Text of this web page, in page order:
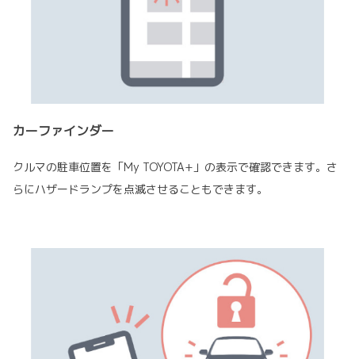
カーファインダー
クルマの駐車位置を「My TOYOTA+」の表示で確認できます。さ
らにハザードランプを点滅させることもできます。